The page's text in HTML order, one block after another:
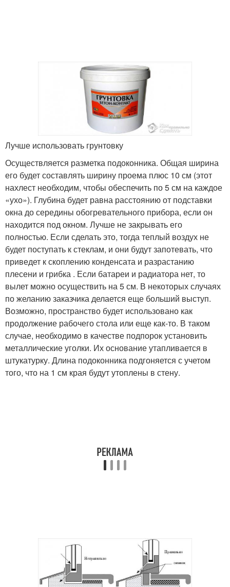
Лучше использовать грунтовку
Осуществляется разметка подоконника. Общая ширина
его будет составлять ширину проема плюс 10 см (этот
нахлест необходим, чтобы обеспечить по 5 см на каждое
«ухо»). Глубина будет равна расстоянию от подставки
окна до середины обогревательного прибора, если он
находится под окном. Лучше не закрывать его
полностью. Если сделать это, тогда теплый воздух не
будет поступать к стеклам, и они будут запотевать, что
приведет к скоплению конденсата и разрастанию
плесени и грибка . Если батареи и радиатора нет, то
вылет можно осуществить на 5 см. В некоторых случаях
по желанию заказчика делается еще больший выступ.
Возможно, пространство будет использовано как
продолжение рабочего стола или еще как-то. В таком
случае, необходимо в качестве подпорок установить
металлические уголки. Их основание утапливается в
штукатурку. Длина подоконника подгоняется с учетом
того, что на 1 см края будут утоплены в стену.